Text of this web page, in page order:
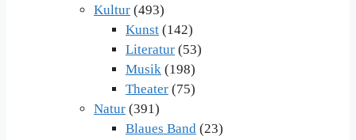
Kultur (493)
Kunst (142)
Literatur (53)
Musik (198)
Theater (75)
Natur (391)
Blaues Band (23)